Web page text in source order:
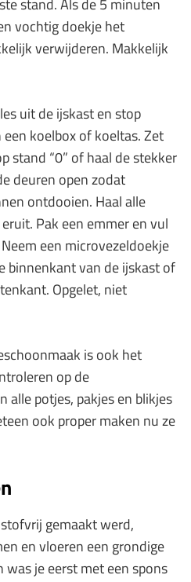
stand. Als de 5 minuten
vochtig doekje het
verwijderen. Makkelijk
uit de ijskast en stop
koelbox of koeltas. Zet
stand “0” of haal de stekker
deuren open zodat
ontdooien. Haal alle
Pak een emmer en vul
een microvezeldoekje
binnenkant van de ijskast of
Opgelet, niet
is ook het
op de
alle potjes, pakjes en blikjes
ook proper maken nu ze
gemaakt werd,
en vloeren een grondige
was je eerst met een spons